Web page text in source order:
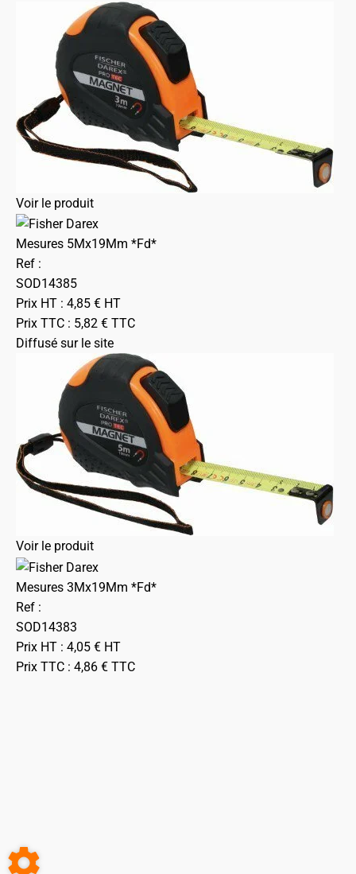
Voir le produit
Mesures 5Mx19Mm *Fd*
Ref :
SOD14385
Prix HT : 4,85 € HT
Prix TTC : 5,82 € TTC
Diffusé sur le site
Voir le produit
Mesures 3Mx19Mm *Fd*
Ref :
SOD14383
Prix HT : 4,05 € HT
Prix TTC : 4,86 € TTC